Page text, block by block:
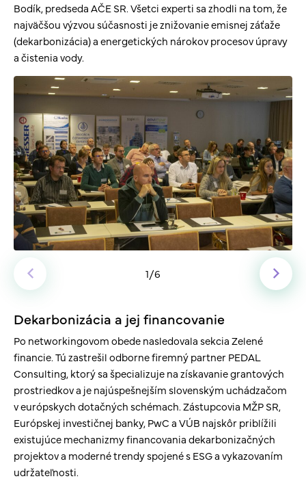
Bodík, predseda AČE SR. Všetci experti sa zhodli na tom, že
najväčšou výzvou súčasnosti je znižovanie emisnej záťaže
(dekarbonizácia) a energetických nárokov procesov úpravy
a čistenia vody.
1/6
Dekarbonizácia a jej financovanie
Po networkingovom obede nasledovala sekcia Zelené
financie. Tú zastrešil odborne firemný partner PEDAL
Consulting, ktorý sa špecializuje na získavanie grantových
prostriedkov a je najúspešnejším slovenským uchádzačom
v európskych dotačných schémach. Zástupcovia MŽP SR,
Európskej investičnej banky, PwC a VÚB najskôr priblížili
existujúce mechanizmy financovania dekarbonizačných
projektov a moderné trendy spojené s ESG a vykazovaním
udržateľnosti.